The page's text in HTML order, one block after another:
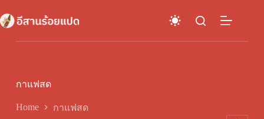
to
content
กาแฟสด
Home กาแฟสด